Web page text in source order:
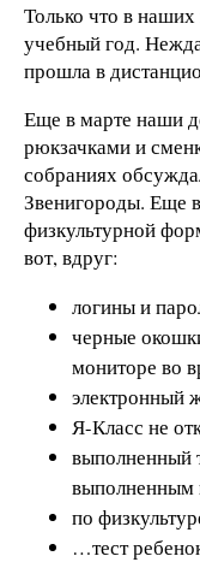
Только что в
учебный год.
прошла в
Еще в марте наши
рюкзачками и
собраниях
Звенигороды. Еще
физкультурной
вот, вдруг:
логины и
черные
мониторе во
электронный
Я-Класс не
выполненный
выполненным
по
…тест